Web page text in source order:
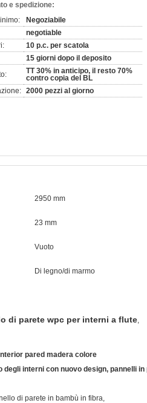
e spedizione:
Negoziabile
negotiable
10 p.c. per scatola
15 giorni dopo il deposito
TT 30% in anticipo, il resto 70%
contro copia del BL
2000 pezzi al giorno
2950 mm
23 mm
Vuoto
Di legno/di marmo
di parete wpc per interni a flute,
pared madera colore
interni con nuovo design, pannelli in
di parete in bambù in fibra,